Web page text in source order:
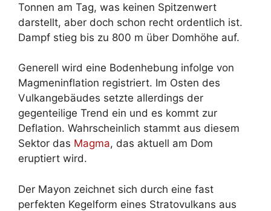
Tonnen am Tag, was keinen Spitzenwert
darstellt, aber doch schon recht ordentlich ist.
Dampf stieg bis zu 800 m über Domhöhe auf.
Generell wird eine Bodenhebung infolge von
Magmeninflation registriert. Im Osten des
Vulkangebäudes setzte allerdings der
gegenteilige Trend ein und es kommt zur
Deflation. Wahrscheinlich stammt aus diesem
Sektor das Magma, das aktuell am Dom
eruptiert wird.
Der Mayon zeichnet sich durch eine fast
perfekten Kegelform eines Stratovulkans aus